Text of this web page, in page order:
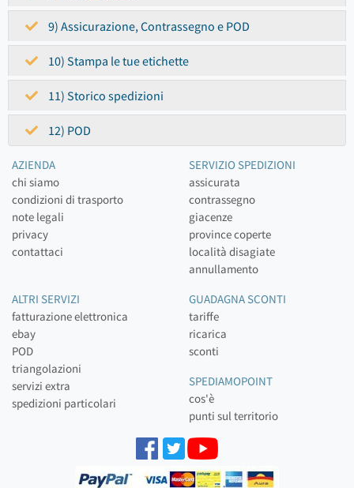
9) Assicurazione, Contrassegno e POD
10) Stampa le tue etichette
11) Storico spedizioni
12) POD
AZIENDA
chi siamo
condizioni di trasporto
note legali
privacy
contattaci
SERVIZIO SPEDIZIONI
assicurata
contrassegno
giacenze
province coperte
località disagiate
annullamento
ALTRI SERVIZI
fatturazione elettronica
ebay
POD
triangolazioni
servizi extra
spedizioni particolari
GUADAGNA SCONTI
tariffe
ricarica
sconti
SPEDIAMOPOINT
cos'è
punti sul territorio